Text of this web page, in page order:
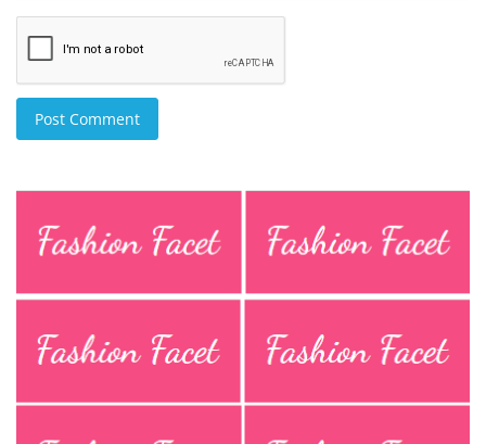
Post Comment